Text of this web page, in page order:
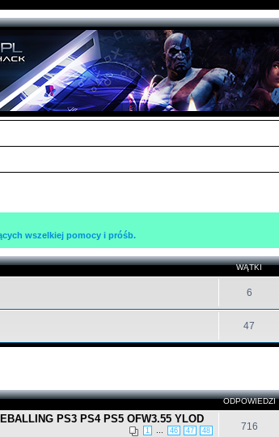
wszelkiej pomocy i próśb.
WĄTKI
6
47
ODPOWIEDZI
PS3 PS4 PS5 OFW3.55 YLOD
1 46 47 48 716